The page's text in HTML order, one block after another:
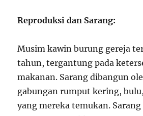
Reproduksi dan Sarang:
Musim kawin burung gereja
tahun, tergantung pada
makanan. Sarang dibangun
gabungan rumput kering,
yang mereka temukan.